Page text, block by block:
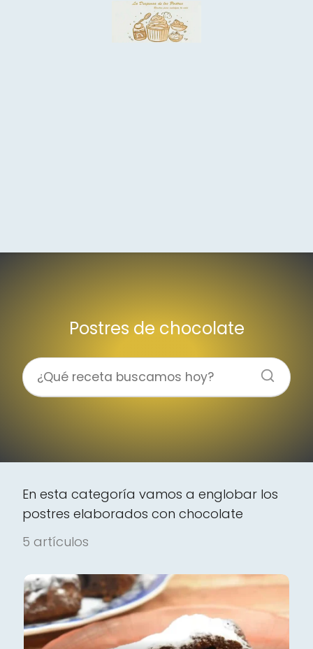
Postres de chocolate
En esta categoría vamos a englobar los
postres elaborados con chocolate
5 artículos